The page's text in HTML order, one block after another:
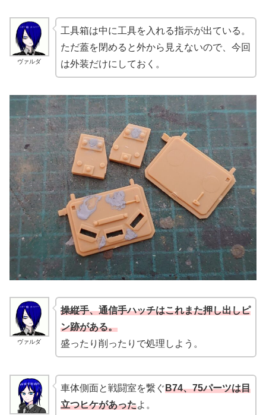
ヴァルダ
工具箱は中に工具を入れる指示が出ている。
ただ蓋を閉めると外から見えないので、今回
は外装だけにしておく。
ヴァルダ
操縦手、通信手ハッチはこれまた押し出しピ
ン跡がある。
盛ったり削ったりで処理しよう。
車体側面と戦闘室を繋ぐB74、75パーツは目
立つヒケがあったよ。